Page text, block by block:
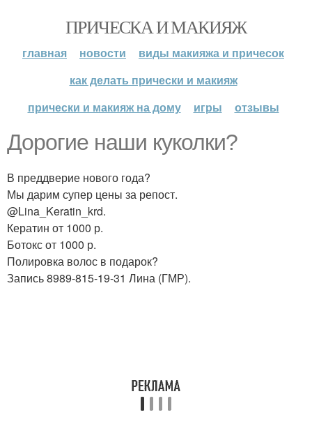
ПРИЧЕСКА И МАКИЯЖ
главная новости
виды макияжа и причесок
как делать прически и макияж
прически и макияж на дому
игры отзывы
Дорогие наши куколки?
В преддверие нового года?
Мы дарим супер цены за репост.
@Lina_Keratin_krd.
Кератин от 1000 р.
Ботокс от 1000 р.
Полировка волос в подарок?
Запись 8989-815-19-31 Лина (ГМР).